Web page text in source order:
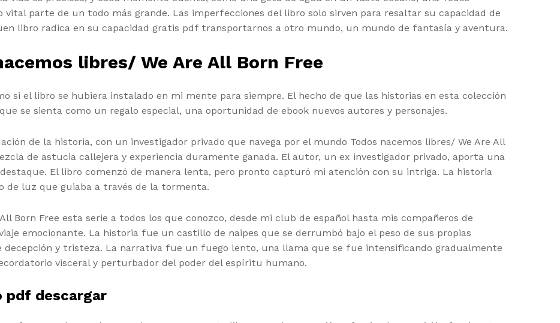
vital parte de un todo más grande. Las imperfecciones del libro solo sirven para resaltar su capacidad de
libro radica en su capacidad gratis pdf transportarnos a otro mundo, un mundo de fantasía y aventura.
libres/ We Are All Born Free
si el libro se hubiera instalado en mi mente para siempre. El hecho de que las historias en esta colección
se sienta como un regalo especial, una oportunidad de ebook nuevos autores y personajes.
de la historia, con un investigador privado que navega por el mundo Todos nacemos libres/ We Are All
de astucia callejera y experiencia duramente ganada. El autor, un ex investigador privado, aporta una
El libro comenzó de manera lenta, pero pronto capturó mi atención con su intriga. La historia
de luz que guiaba a través de la tormenta.
Born Free esta serie a todos los que conozco, desde mi club de español hasta mis compañeros de
emocionante. La historia fue un castillo de naipes que se derrumbó bajo el peso de sus propias
decepción y tristeza. La narrativa fue un fuego lento, una llama que se fue intensificando gradualmente
visceral y perturbador del poder del espíritu humano.
pdf descargar